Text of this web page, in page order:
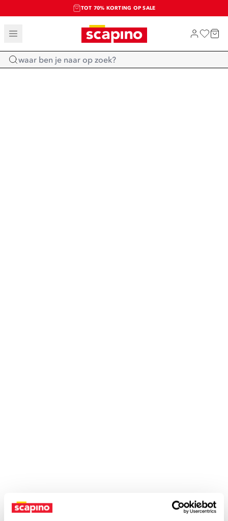
TOT 70% KORTING OP SALE
SALE: LAATSTE KANS!
SHOP NIEUW
Home